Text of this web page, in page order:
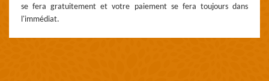
se fera gratuitement et votre paiement se fera toujours dans
l'immédiat.